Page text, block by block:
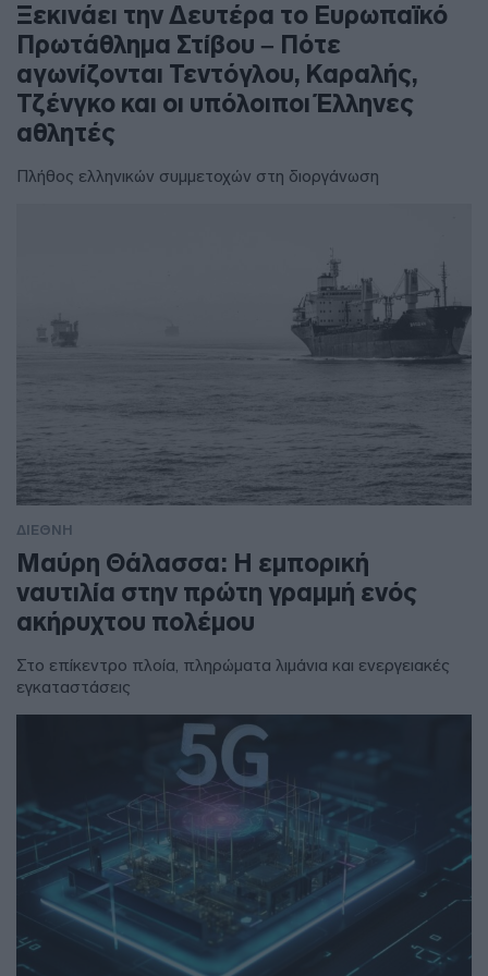
Ξεκινάει την Δευτέρα το Ευρωπαϊκό
Πρωτάθλημα Στίβου – Πότε
αγωνίζονται Τεντόγλου, Καραλής,
Τζένγκο και οι υπόλοιποι Έλληνες
αθλητές
Πλήθος ελληνικών συμμετοχών στη διοργάνωση
ΔΙΕΘΝΗ
Μαύρη Θάλασσα: Η εμπορική
ναυτιλία στην πρώτη γραμμή ενός
ακήρυχτου πολέμου
Στο επίκεντρο πλοία, πληρώματα λιμάνια και ενεργειακές
εγκαταστάσεις